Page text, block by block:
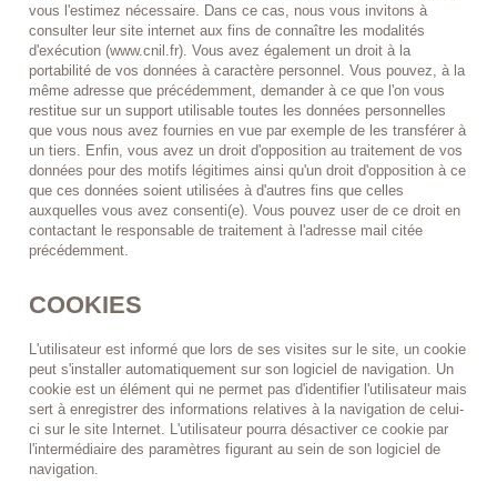
vous l'estimez nécessaire. Dans ce cas, nous vous invitons à
consulter leur site internet aux fins de connaître les modalités
d'exécution (www.cnil.fr). Vous avez également un droit à la
portabilité de vos données à caractère personnel. Vous pouvez, à la
même adresse que précédemment, demander à ce que l'on vous
restitue sur un support utilisable toutes les données personnelles
que vous nous avez fournies en vue par exemple de les transférer à
un tiers. Enfin, vous avez un droit d'opposition au traitement de vos
données pour des motifs légitimes ainsi qu'un droit d'opposition à ce
que ces données soient utilisées à d'autres fins que celles
auxquelles vous avez consenti(e). Vous pouvez user de ce droit en
contactant le responsable de traitement à l'adresse mail citée
précédemment.
COOKIES
L'utilisateur est informé que lors de ses visites sur le site, un cookie
peut s'installer automatiquement sur son logiciel de navigation. Un
cookie est un élément qui ne permet pas d'identifier l'utilisateur mais
sert à enregistrer des informations relatives à la navigation de celui-
ci sur le site Internet. L'utilisateur pourra désactiver ce cookie par
l'intermédiaire des paramètres figurant au sein de son logiciel de
navigation.